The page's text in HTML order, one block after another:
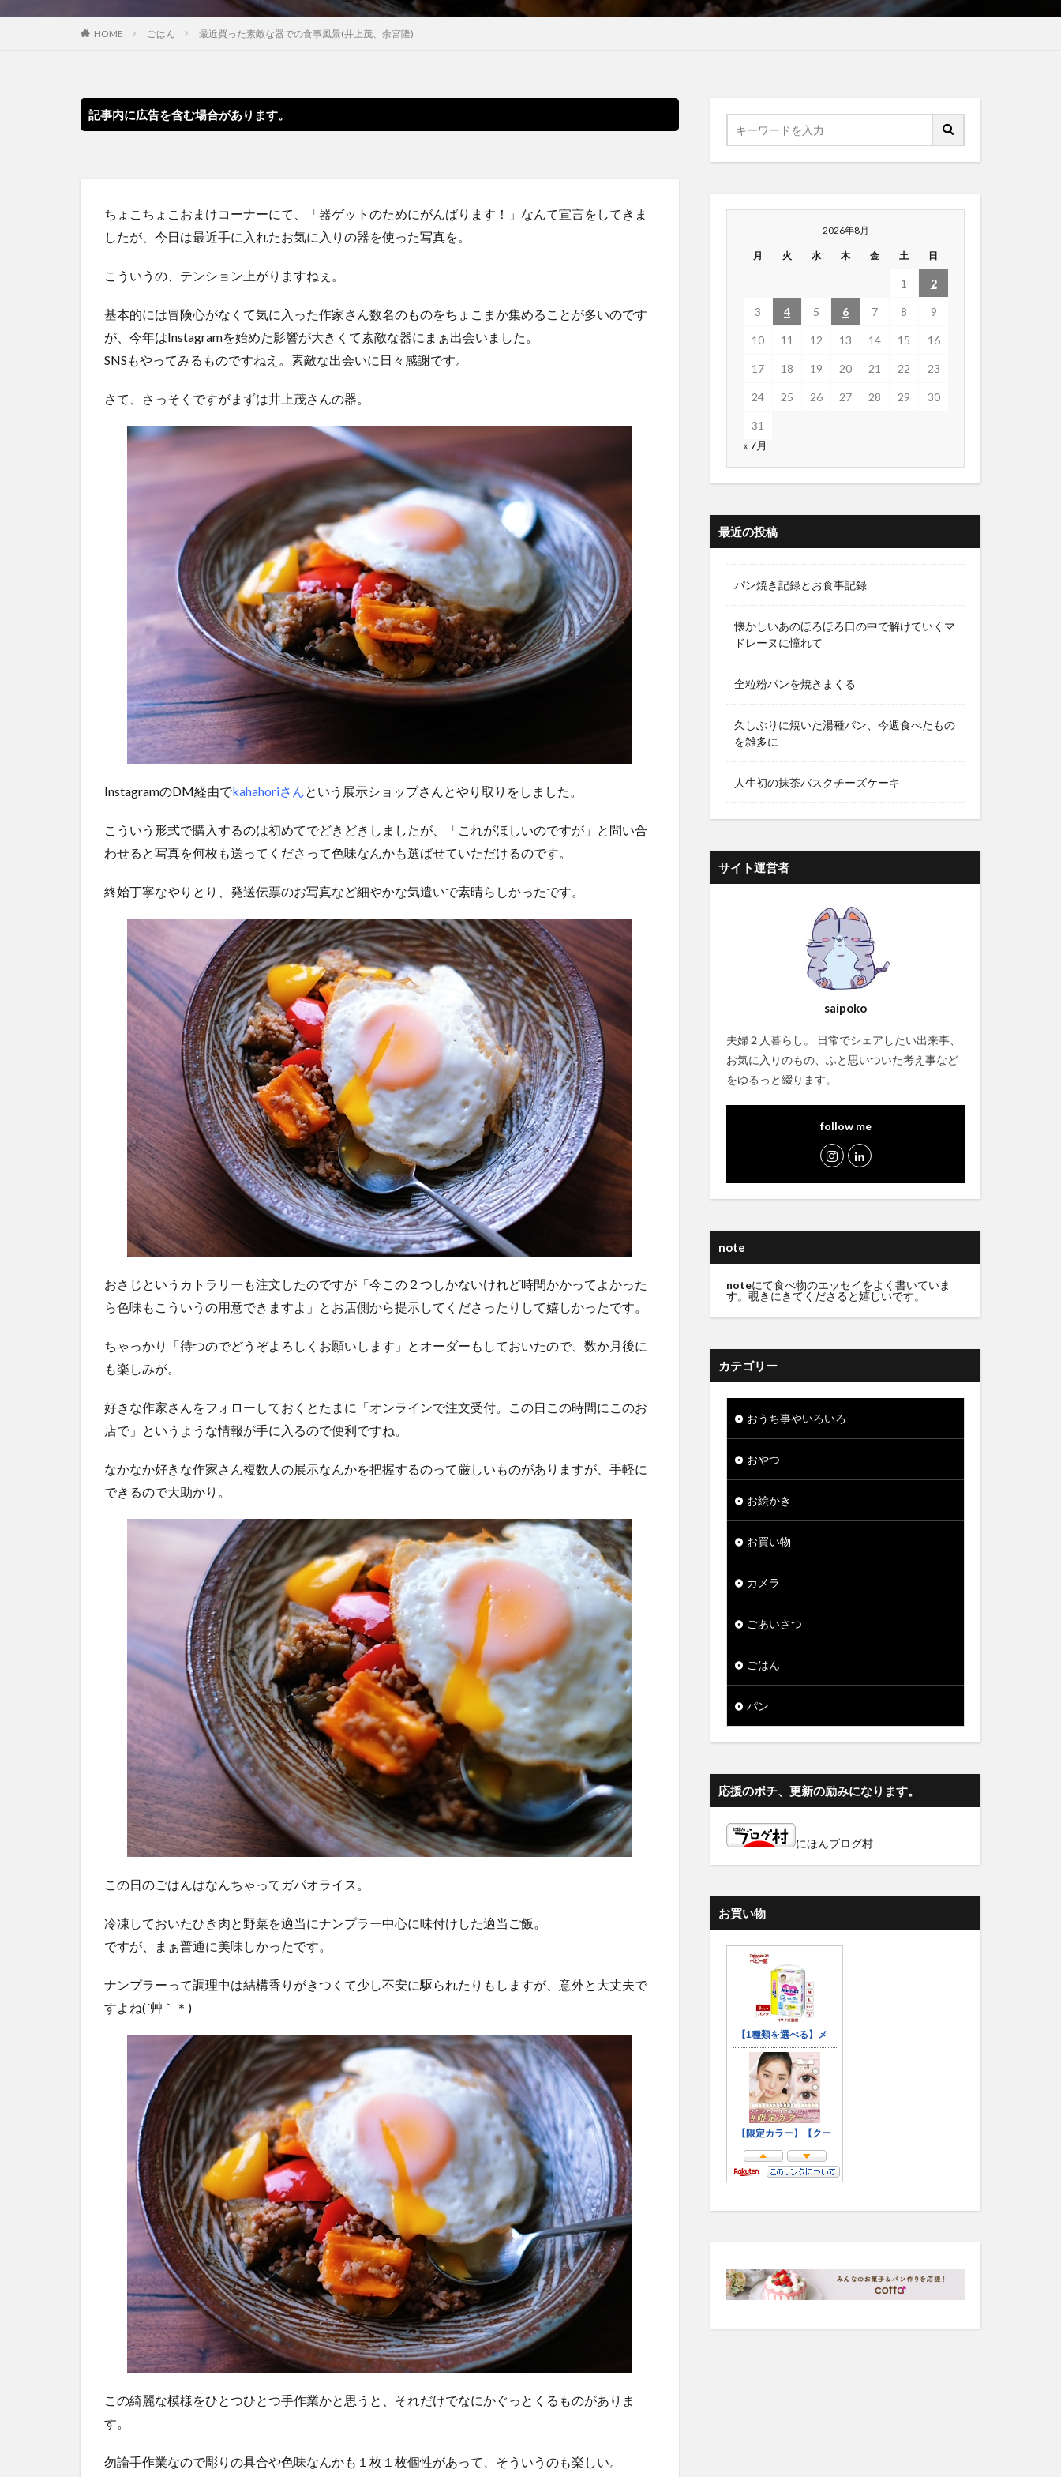
HOME ごはん 最近買った素敵な器での食事風景(井上茂、余宮隆)
記事内に広告を含む場合があります。
ちょこちょこおまけコーナーにて、「器ゲットのためにがんばります！」なんて宣言をしてきま
したが、今日は最近手に入れたお気に入りの器を使った写真を。
こういうの、テンション上がりますねぇ。
基本的には冒険心がなくて気に入った作家さん数名のものをちょこまか集めることが多いのです
が、今年はInstagramを始めた影響が大きくて素敵な器にまぁ出会いました。
SNSもやってみるものですねえ。素敵な出会いに日々感謝です。
さて、さっそくですがまずは井上茂さんの器。
InstagramのDM経由でkahahoriさんという展示ショップさんとやり取りをしました。
こういう形式で購入するのは初めてでどきどきしましたが、「これがほしいのですが」と問い合
わせると写真を何枚も送ってくださって色味なんかも選ばせていただけるのです。
終始丁寧なやりとり、発送伝票のお写真など細やかな気遣いで素晴らしかったです。
おさじというカトラリーも注文したのですが「今この２つしかないけれど時間かかってよかった
ら色味もこういうの用意できますよ」とお店側から提示してくださったりして嬉しかったです。
ちゃっかり「待つのでどうぞよろしくお願いします」とオーダーもしておいたので、数か月後に
も楽しみが。
好きな作家さんをフォローしておくとたまに「オンラインで注文受付。この日この時間にこのお
店で」というような情報が手に入るので便利ですね。
なかなか好きな作家さん複数人の展示なんかを把握するのって厳しいものがありますが、手軽に
できるので大助かり。
この日のごはんはなんちゃってガパオライス。
冷凍しておいたひき肉と野菜を適当にナンプラー中心に味付けした適当ご飯。
ですが、まぁ普通に美味しかったです。
ナンプラーって調理中は結構香りがきつくて少し不安に駆られたりもしますが、意外と大丈夫で
すよね(´艸｀＊)
この綺麗な模様をひとつひとつ手作業かと思うと、それだけでなにかぐっとくるものがありま
す。
勿論手作業なので彫りの具合や色味なんかも１枚１枚個性があって、そういうのも楽しい。
2026年8月
月 火 水 木 金 土 日
1 2
3 4 5 6 7 8 9
10 11 12 13 14 15 16
17 18 19 20 21 22 23
24 25 26 27 28 29 30
31
« 7月
最近の投稿
パン焼き記録とお食事記録
懐かしいあのほろほろ口の中で解けていくマ
ドレーヌに憧れて
全粒粉パンを焼きまくる
久しぶりに焼いた湯種パン、今週食べたもの
を雑多に
人生初の抹茶バスクチーズケーキ
サイト運営者
saipoko
夫婦２人暮らし。 日常でシェアしたい出来事、
お気に入りのもの、ふと思いついた考え事など
をゆるっと綴ります。
follow me
note
noteにて食べ物のエッセイをよく書いていま
す。覗きにきてくださると嬉しいです。
カテゴリー
おうち事やいろいろ
おやつ
お絵かき
お買い物
カメラ
ごあいさつ
ごはん
パン
応援のポチ、更新の励みになります。
にほんブログ村
お買い物